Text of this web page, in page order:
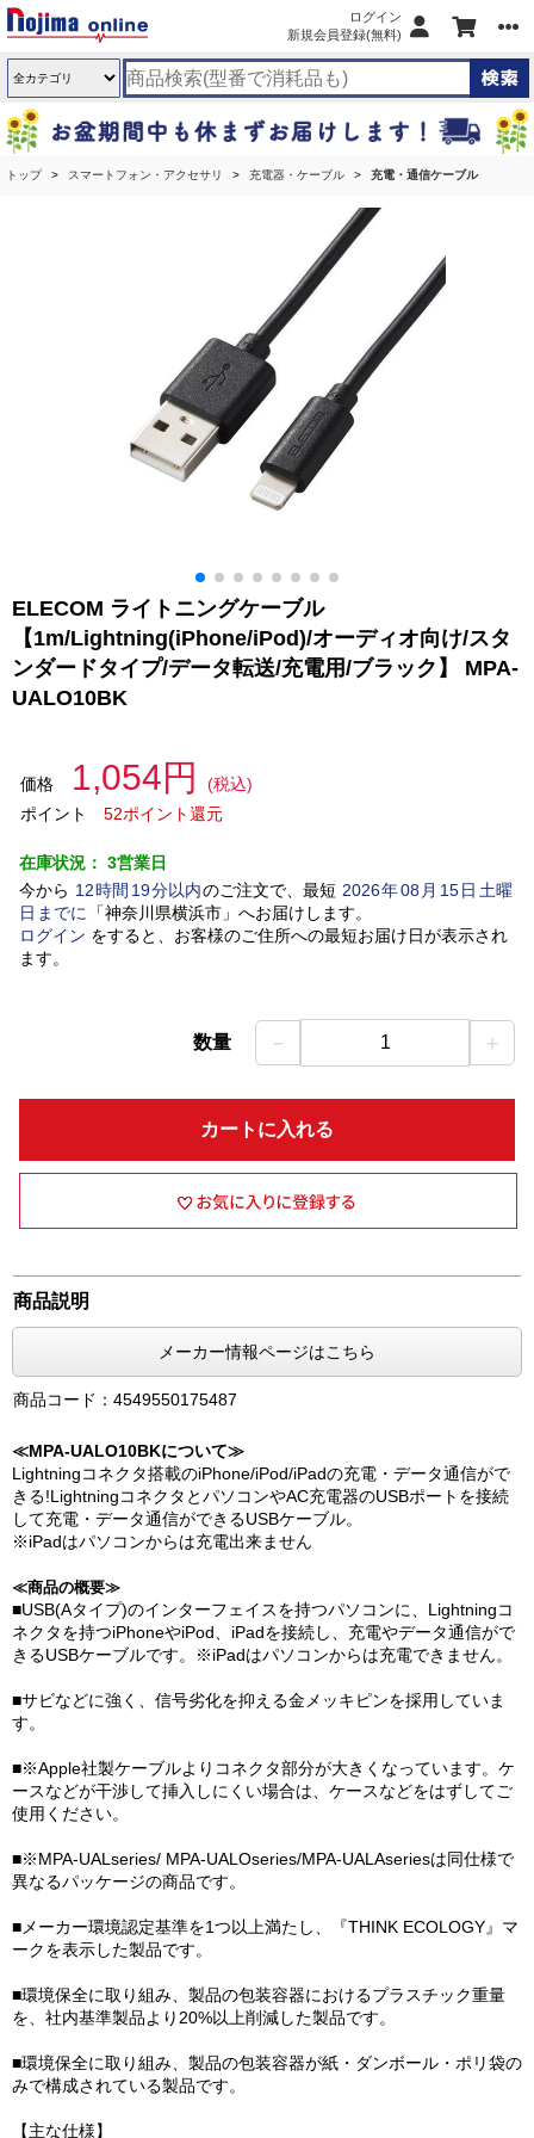
ログイン
新規会員登録(無料)
トップ スマートフォン・アクセサリ 充電器・ケーブル 充電・通信ケーブル
ELECOM ライトニングケーブル
【1m/Lightning(iPhone/iPod)/オーディオ向け/スタ
ンダードタイプ/データ転送/充電用/ブラック】 MPA-
UALO10BK
価格 1,054円
(税込)
ポイント
52ポイント還元
在庫状況： 3営業日
今から 12時間 19分以内のご注文で、最短 2026年08 月 15日土曜
日 までに 「神奈川県横浜市」 へお届けします。
ログイン をすると、お客様のご住所への最短お届け日が表示され
ます。
数量 － 1 ＋
カートに入れる
商品説明
メーカー情報ページはこちら
商品コード：4549550175487
≪MPA-UALO10BKについて≫
Lightningコネクタ搭載のiPhone/iPod/iPadの充電・データ通信がで
きる!LightningコネクタとパソコンやAC充電器のUSBポートを接続
して充電・データ通信ができるUSBケーブル。
※iPadはパソコンからは充電出来ません
≪商品の概要≫
■USB(Aタイプ)のインターフェイスを持つパソコンに、Lightningコ
ネクタを持つiPhoneやiPod、iPadを接続し、充電やデータ通信がで
きるUSBケーブルです。※iPadはパソコンからは充電できません。
■サビなどに強く、信号劣化を抑える金メッキピンを採用していま
す。
■※Apple社製ケーブルよりコネクタ部分が大きくなっています。ケ
ースなどが干渉して挿入しにくい場合は、ケースなどをはずしてご
使用ください。
■※MPA-UALseries/ MPA-UALOseries/MPA-UALAseriesは同仕様で
異なるパッケージの商品です。
■メーカー環境認定基準を1つ以上満たし、『THINK ECOLOGY』マ
ークを表示した製品です。
■環境保全に取り組み、製品の包装容器におけるプラスチック重量
を、社内基準製品より20%以上削減した製品です。
■環境保全に取り組み、製品の包装容器が紙・ダンボール・ポリ袋の
みで構成されている製品です。
【主な仕様】